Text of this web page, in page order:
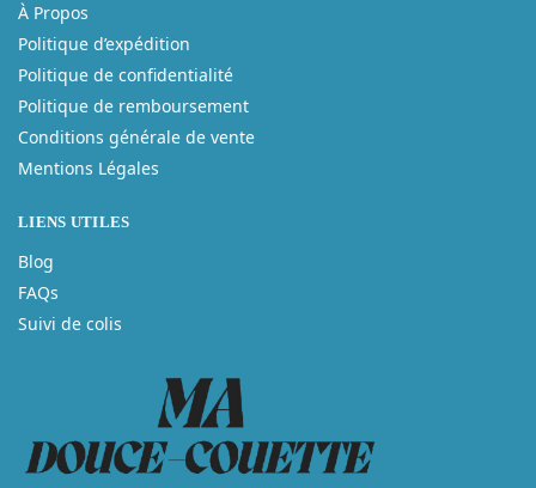
À Propos
Politique d’expédition
Politique de confidentialité
Politique de remboursement
Conditions générale de vente
Mentions Légales
LIENS UTILES
Blog
FAQs
Suivi de colis